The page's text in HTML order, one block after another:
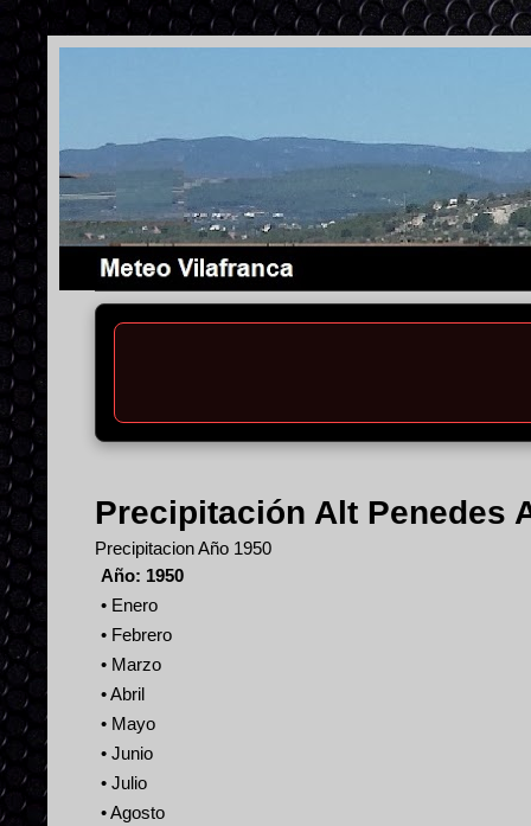
Precipitación Alt Penedes
Precipitacion Año 1950
Año: 1950
• Enero
• Febrero
• Marzo
• Abril
• Mayo
• Junio
• Julio
• Agosto